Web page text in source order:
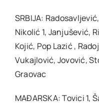
SRBIJA:
Nikolić 1, Janjušević,
Kojić, Pop Lazić ,
Vukajlović, Jovović,
Graovac
MAĐARSKA: Tovici 1,